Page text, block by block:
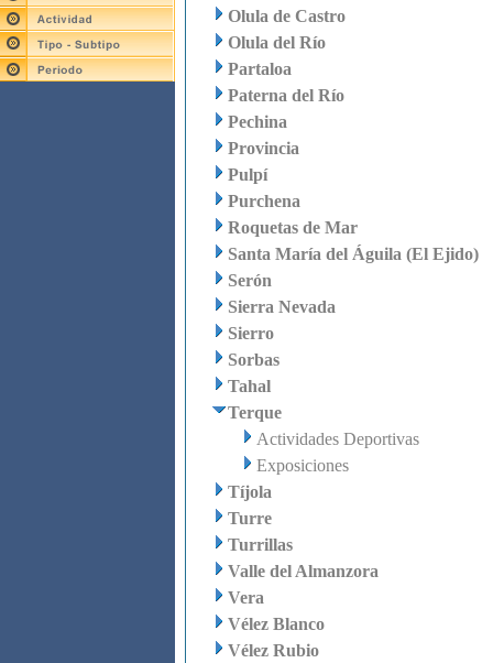
Olula de Castro
Olula del Río
Partaloa
Paterna del Río
Pechina
Provincia
Pulpí
Purchena
Roquetas de Mar
Santa María del Águila (El Ejido)
Serón
Sierra Nevada
Sierro
Sorbas
Tahal
Terque
Actividades Deportivas
Exposiciones
Tíjola
Turre
Turrillas
Valle del Almanzora
Vera
Vélez Blanco
Vélez Rubio